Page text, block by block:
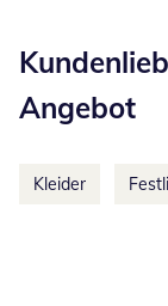
Angebot
Kleider